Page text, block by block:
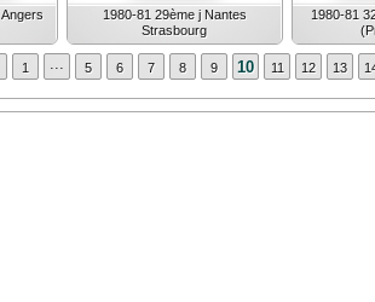
1980-81 29ème j Nantes
Strasbourg
1980-81
1 ... 5 6 7 8 9 10 11 12 13